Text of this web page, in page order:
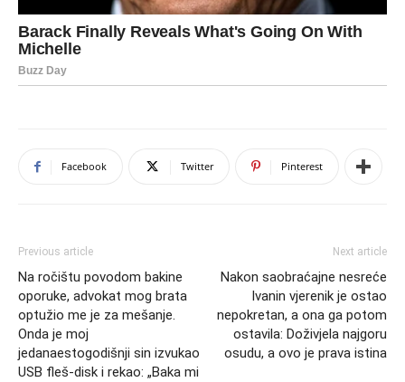
Facebook Twitter Pinterest
Previous article
Na ročištu povodom bakine
oporuke, advokat mog brata
optužio me je za mešanje.
Onda je moj
jedanaestogodišnji sin izvukao
USB fleš-disk i rekao: „Baka mi
Next article
Nakon saobraćajne nesreće
Ivanin vjerenik je ostao
nepokretan, a ona ga potom
ostavila: Doživjela najgoru
osudu, a ovo je prava istina